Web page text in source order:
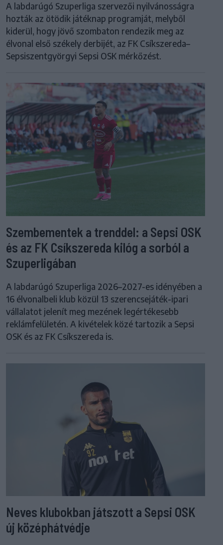
A labdarúgó Szuperliga szervezői nyilvánosságra
hozták az ötödik játéknap programját, melyből
kiderül, hogy jövő szombaton rendezik meg az
élvonal első székely derbijét, az FK Csíkszereda–
Sepsiszentgyörgyi Sepsi OSK mérkőzést.
Szembementek a trenddel: a Sepsi OSK
és az FK Csíkszereda kilóg a sorból a
Szuperligában
A labdarúgó Szuperliga 2026–2027-es idényében a
16 élvonalbeli klub közül 13 szerencsejáték-ipari
vállalatot jelenít meg mezének legértékesebb
reklámfelületén. A kivételek közé tartozik a Sepsi
OSK és az FK Csíkszereda is.
Neves klubokban játszott a Sepsi OSK
új középhátvédje